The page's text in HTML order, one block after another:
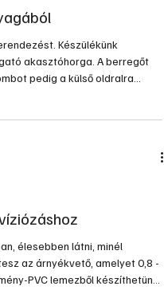
Készülékünk
akasztóhorga. A berregőt
pedig a külső oldralra
tarthajtuk üzemben.
élesebben látni, minél
az árnyékvető, amelyet 0,8 -
PVC lemezből készíthetünk.